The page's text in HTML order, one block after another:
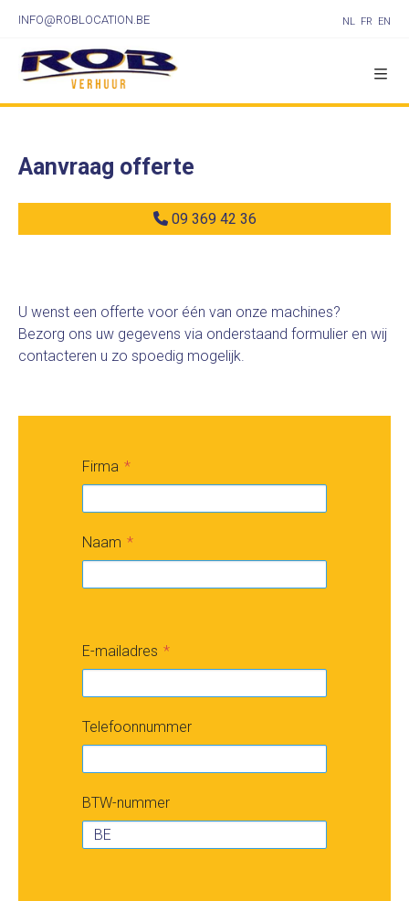
INFO@ROBLOCATION.BE NL FR EN
Aanvraag offerte
09 369 42 36
U wenst een offerte voor één van onze machines?
Bezorg ons uw gegevens via onderstaand formulier en wij
contacteren u zo spoedig mogelijk.
Firma
Naam
E-mailadres
Telefoonnummer
BTW-nummer